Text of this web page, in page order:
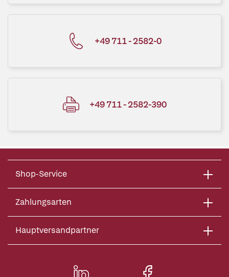
+49 711 - 2582-0
+49 711 - 2582-390
Shop-Service
Zahlungsarten
Hauptversandpartner